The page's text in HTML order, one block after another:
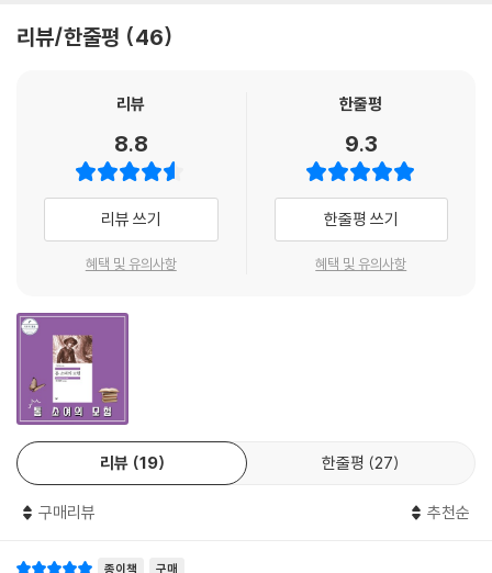
른거릴 만큼 그는 미국의 작가 중의 작가로 손꼽힌다. 1876년 발표한 『톰
는 꼭 읽어야 하는, 일종의 통과 의례와도 같은 작품으로, 이제 문학의 범위
은 미시시피 강변에 위치한 상상의 마을 세인트피터스버그를 배경으로 펼
쳐지는 어린아이들의 신나는 모험과 그 안에서 일어나는 갖가지 사건들을
통해 인간 사회의 위선을 풍자하고 자연의 위대함을 노래하며 어린아이들
의 순수함을 예찬한다. 이 책은 1876년 출간된 미국 초판본을 완역한 것으
로서, 작품 속에 두드러지는 당시의 미국 문화에 대한 상세한 각주와 풍부
선별 수록하여 마크 트웨인 특유의 유머와 해학을 더욱 실감나게 느낄 수
있다.
가식적이고 위선에 찬 인간 사회를 해학과 풍자로 그려 낸 '미국 문학의 아
버지'
마크 트웨인은 1835년 미국 미주리 주 플로리다에서 태어났다. 그가 4살
데, 마크 트웨인이 유년 시절을 보낸 이곳은 훗날 『톰 소여의 모험』과 『허
리뷰/한줄평 46
리뷰
8.8
리뷰 쓰기
혜택 및 유의사항
한줄평
9.3
한줄평 쓰기
혜택 및 유의사항
리뷰 19 한줄평 27
구매리뷰 추천순
종이책 구매